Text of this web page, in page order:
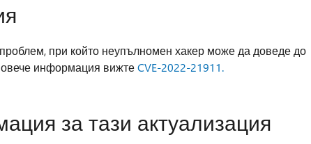
при който неупълномен хакер може да доведе до
информация вижтеCVE-2022-21911.
за тази актуализация